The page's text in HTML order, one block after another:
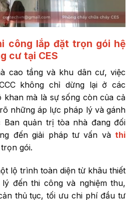
công lắp đặt trọn gói hệ
cư tại CES
cao tầng và khu dân cư, việc
không chỉ dừng lại ở các
mà là sự sống còn của cả
những áp lực pháp lý và gánh
Ban quản trị tòa nhà đang đối
đến giải pháp tư vấn vàthi
trọn gói.
lộ trình toàn diện từ khâu thiết
đến thi công và nghiệm thu,
thủ tục, tối ưu chi phí đầu tư